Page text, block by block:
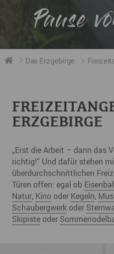
Pause
Das Erzgebirge
ERZGEBIRGE
„Erst die Arbeit – dann das
richtig!“ Und dafür stehen
überdurchschnittlichen
Türen offen: egal ob
Natur, Kino oder Kegeln,
Schaubergwerk oder
Skipiste oder